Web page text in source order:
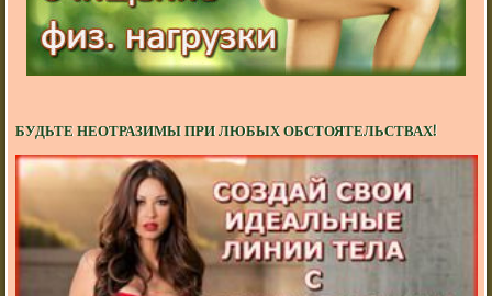
БУДЬТЕ НЕОТРАЗИМЫ ПРИ ЛЮБЫХ ОБСТОЯТЕЛЬСТВАХ!